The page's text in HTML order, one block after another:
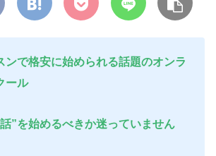
ンで格安に始められる話題のオンラ
ール
”を始めるべきか迷っていません